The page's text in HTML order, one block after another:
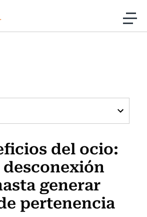
al contenido
y TV Usach
del ocio:
desconexión
generar
pertenencia